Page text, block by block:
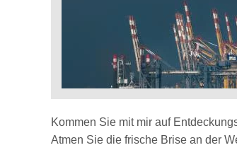
Kommen Sie mit mir auf
Atmen Sie die frische Brise an der